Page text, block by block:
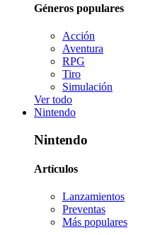
Géneros populares
Acción
Aventura
RPG
Tiro
Simulación
Ver todo
Nintendo
Nintendo
Artículos
Lanzamientos
Preventas
Más populares